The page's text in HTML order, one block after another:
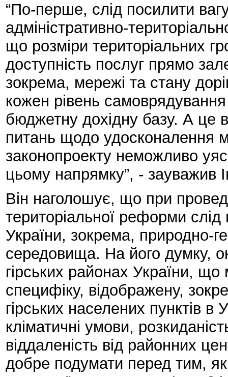
“По-перше, слід посилити
адміністративно-
що розміри територіальних
доступність послуг прямо
зокрема, мережі та стану
кожен рівень
бюджетну дохідну базу. А це
питань щодо удосконалення
законопроекту неможливо
цьому напрямку”, - зауважив
Він наголошує, що при
територіальної реформи слід
України, зокрема, природно-
середовища. На його думку,
гірських районах України,
специфіку, відображену,
гірських населених пунктів в
кліматичні умови,
віддаленість від районних
добре подумати перед тим, як